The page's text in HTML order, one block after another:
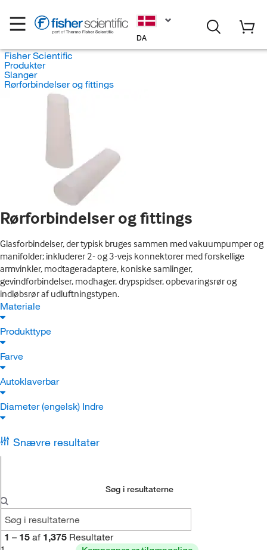
DA
Fisher Scientific
Produkter
Slanger
Rørforbindelser og fittings
Rørforbindelser og fittings
Glasforbindelser, der typisk bruges sammen med vakuumpumper og
manifolder; inkluderer 2- og 3-vejs konnektorer med forskellige
armvinkler, modtageradaptere, koniske samlinger,
gevindforbindelser, modhager, drypspidser, opbevaringsrør og
indløbsrør af udluftningstypen.
Materiale
Produkttype
Farve
Autoklaverbar
Diameter (engelsk) Indre
Snævre resultater
Søg i resultaterne
1 – 15 af 1,375 Resultater